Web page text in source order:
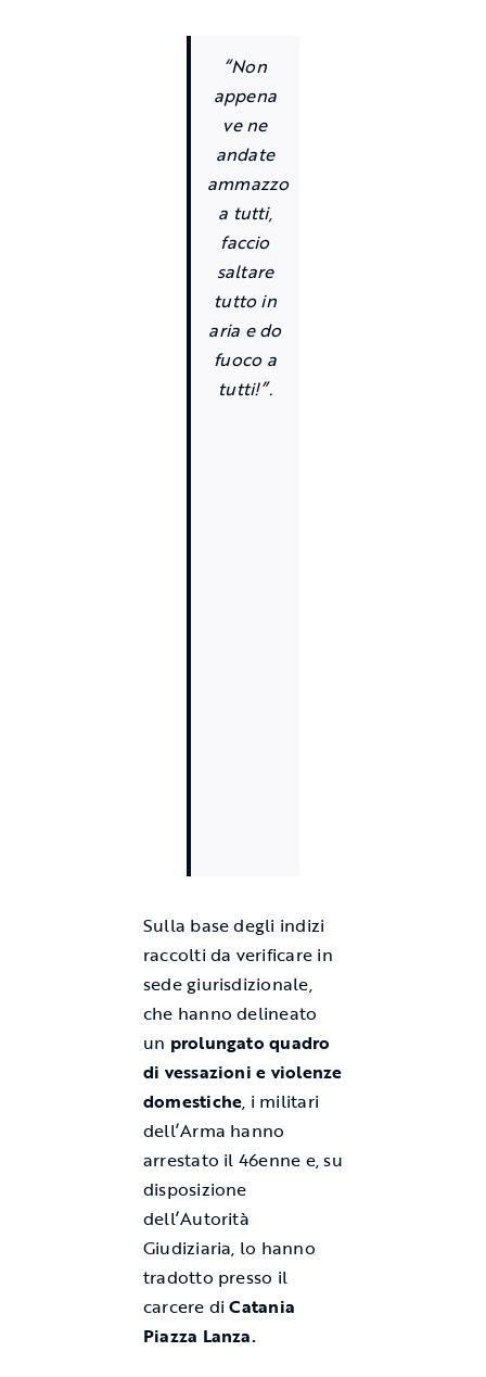
“Non
appena
ve ne
andate
ammazzo
a tutti,
faccio
saltare
tutto in
aria e do
fuoco a
tutti!”.
Sulla base degli indizi
raccolti da verificare in
sede giurisdizionale,
che hanno delineato
un prolungato quadro
di vessazioni e violenze
domestiche, i militari
dell’Arma hanno
arrestato il 46enne e, su
disposizione
dell’Autorità
Giudiziaria, lo hanno
tradotto presso il
carcere diCatania
Piazza Lanza.